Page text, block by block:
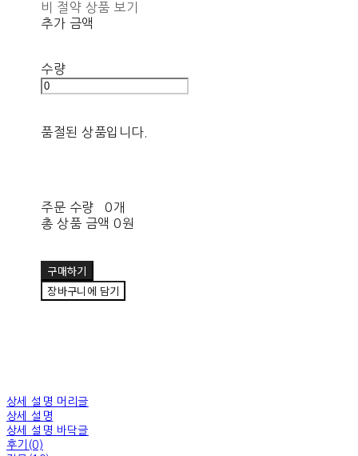
비 절약 상품 보기
추가 금액
수량
품절된 상품입니다.
주문 수량
0개
총 상품 금액 0원
구매하기
장바구니에 담기
상세 설명 머리글
상세 설명
상세 설명 바닥글
후기(0)